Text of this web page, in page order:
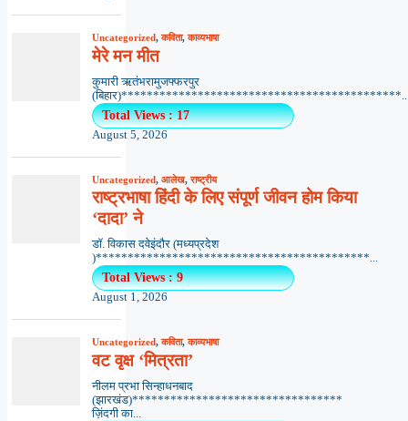
Uncategorized,कविता,काव्यभाषा
मेरे मन मीत
कुमारी ऋतंभरामुजफ्फरपुर
Total Views : 17
August 5, 2026
Uncategorized, आलेख,राष्ट्रीय
राष्ट्रभाषा हिंदी के लिए संपूर्ण जीवन होम किया
‘दादा’ ने
डॉ. विकास दवेइंदौर (मध्यप्रदेश
)*******************************************...
Total Views : 9
August 1, 2026
Uncategorized,कविता,काव्यभाषा
वट वृक्ष ‘मित्रता’
नीलम प्रभा सिन्हाधनबाद
(झारखंड)*********************************
ज़िंदगी का...